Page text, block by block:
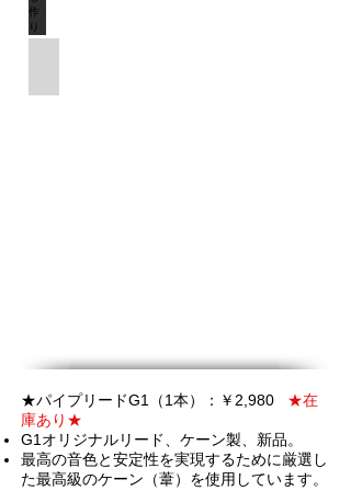
★パイプリードG1（1本）：￥2,980 ★在
庫あり★
G1オリジナルリード
ケーン製、新品。
最高の音色と安定性を実現するために厳選し
た最高級のケーン（葦）を使用しています。